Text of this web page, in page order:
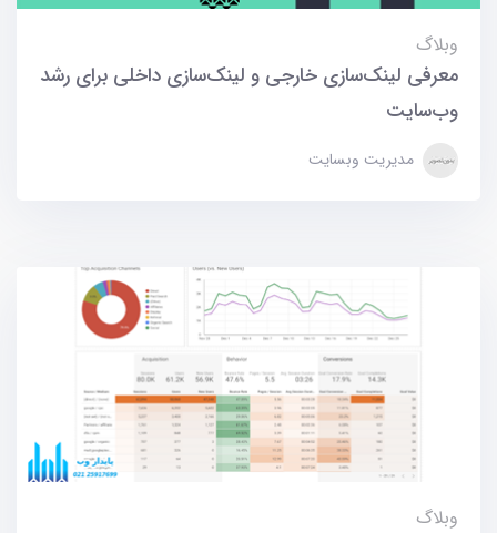
وبلاگ
معرفی لینک‌سازی خارجی و لینک‌سازی داخلی برای رشد
وب‌سایت
مدیریت وبسایت
وبلاگ